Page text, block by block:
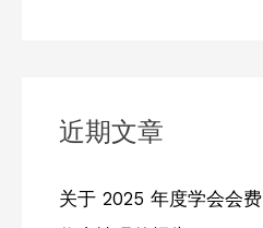
近期文章
关于 2025 年度学会会费